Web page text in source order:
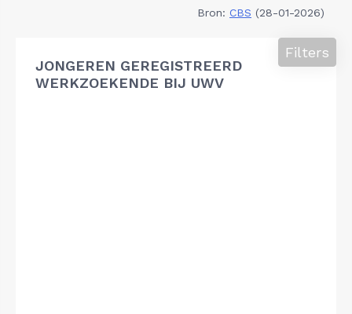
Bron: CBS (28-01-2026)
JONGEREN GEREGISTREERD
WERKZOEKENDE BIJ UWV
Filters